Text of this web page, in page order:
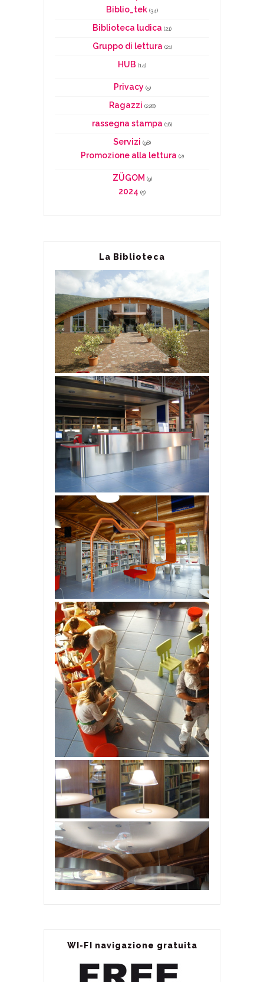
Biblio_tek (34)
Biblioteca ludica (21)
Gruppo di lettura (21)
HUB (14)
Privacy(5)
Ragazzi (228)
rassegna stampa (16)
Servizi (98)
Promozione alla lettura (2)
ZÜGOM (9)
2024 (5)
La Biblioteca
WI-FI navigazione gratuita